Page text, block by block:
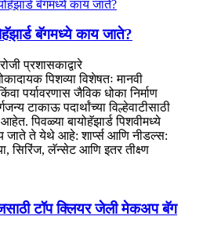
बॅगमध्ये काय जाते?
प्रशासकाद्वारे
पिशव्या विशेषतः मानवी
पर्यावरणास जैविक धोका निर्माण
टाकाऊ पदार्थांच्या विल्हेवाटीसाठी
पिवळ्या बायोहॅझार्ड पिशवीमध्ये
जाते ते येथे आहे: शार्प्स आणि नीडल्स:
सिरिंज, लॅन्सेट आणि इतर तीक्ष्ण
टॉप क्लियर जेली मेकअप बॅग